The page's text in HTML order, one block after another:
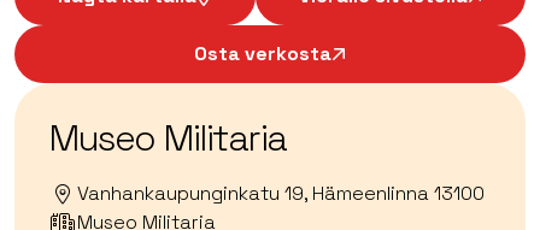
Osta verkosta
Museo Militaria
Vanhankaupunginkatu 19, Hämeenlinna 13100
Museo Militaria